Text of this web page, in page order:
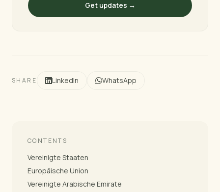
Get updates →
SHARE LinkedIn WhatsApp
CONTENTS
Vereinigte Staaten
Europäische Union
Vereinigte Arabische Emirate